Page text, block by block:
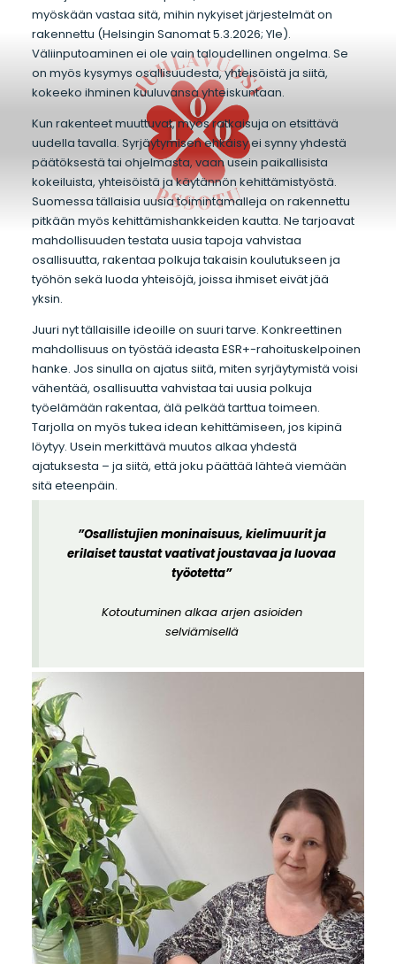
myöskään vastaa sitä, mihin nykyiset järjestelmät on
rakennettu (Helsingin Sanomat 5.3.2026; Yle).
Väliinputoaminen ei ole vain taloudellinen ongelma. Se
on myös kysymys osallisuudesta, yhteisöistä ja siitä,
kokeeko ihminen kuuluvansa yhteiskuntaan.
Kun rakenteet muuttuvat, myös ratkaisuja on etsittävä
uudella tavalla. Syrjäytymisen ehkäisy ei synny yhdestä
päätöksestä tai ohjelmasta, vaan usein paikallisista
kokeiluista, yhteisöistä ja käytännön kehittämistyöstä.
Suomessa tällaisia uusia toimintamalleja on rakennettu
pitkään myös kehittämishankkeiden kautta. Ne tarjoavat
mahdollisuuden testata uusia tapoja vahvistaa
osallisuutta, rakentaa polkuja takaisin koulutukseen ja
työhön sekä luoda yhteisöjä, joissa ihmiset eivät jää
yksin.
Juuri nyt tällaisille ideoille on suuri tarve. Konkreettinen
mahdollisuus on työstää ideasta ESR+-rahoituskelpoinen
hanke. Jos sinulla on ajatus siitä, miten syrjäytymistä voisi
vähentää, osallisuutta vahvistaa tai uusia polkuja
työelämään rakentaa, älä pelkää tarttua toimeen.
Tarjolla on myös tukea idean kehittämiseen, jos kipinä
löytyy. Usein merkittävä muutos alkaa yhdestä
ajatuksesta – ja siitä, että joku päättää lähteä viemään
sitä eteenpäin.
”Osallistujien moninaisuus, kielimuurit ja
erilaiset taustat vaativat joustavaa ja luovaa
työotetta”
Kotoutuminen alkaa arjen asioiden
selviämisellä